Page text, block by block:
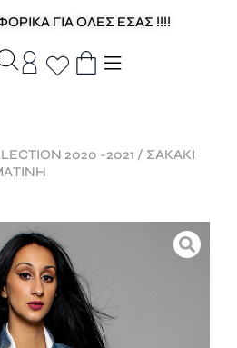
ΓΙΑ ΟΛΕΣ ΕΣΑΣ !!!!
2020 -2021 / ΣΑΚΑΚΙ